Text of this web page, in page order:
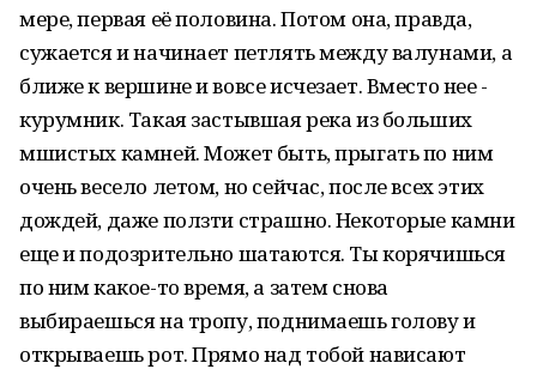
мере, первая её половина. Потом она, правда,
сужается и начинает петлять между валунами, а
ближе к вершине и вовсе исчезает. Вместо нее -
курумник. Такая застывшая река из больших
мшистых камней. Может быть, прыгать по ним
очень весело летом, но сейчас, после всех этих
дождей, даже ползти страшно. Некоторые камни
еще и подозрительно шатаются. Ты корячишься
по ним какое-то время, а затем снова
выбираешься на тропу, поднимаешь голову и
открываешь рот. Прямо над тобой нависают